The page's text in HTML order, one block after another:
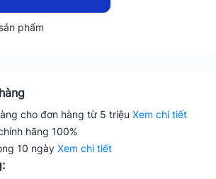
phẩm
cho đơn hàng từ 5 triệu Xem chi tiết
hãng 100%
10 ngày Xem chi tiết